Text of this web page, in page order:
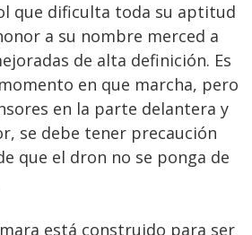
que dificulta toda su aptitud
a su nombre merced a
de alta definición. Es
en que marcha, pero
en la parte delantera y
se debe tener precaución
que el dron no se ponga de
está construido para ser